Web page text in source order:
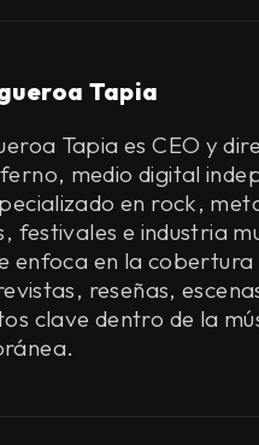
Tapia
Tapia es CEO y
medio digital
en rock,
festivales e industria
enfoca en la cobertura
reseñas,
clave dentro de la